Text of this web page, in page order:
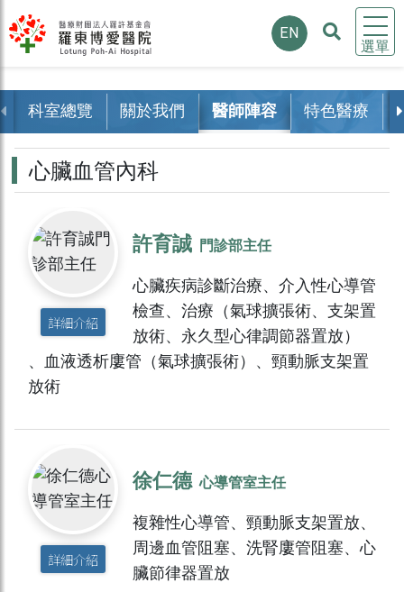
選單
EN
科室總覽 關於我們 醫師陣容 特色醫療
心臟血管內科
詳細介紹
許育誠 門診部主任
心臟疾病診斷治療、介入性心導管
檢查、治療（氣球擴張術、支架置
放術、永久型心律調節器置放）
、血液透析廔管（氣球擴張術）、頸動脈支架置
放術
詳細介紹
徐仁德 心導管室主任
複雜性心導管、頸動脈支架置放、
周邊血管阻塞、洗腎廔管阻塞、心
臟節律器置放